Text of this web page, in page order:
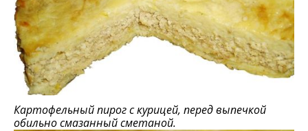
Картофельный пирог с курицей, перед выпечкой
обильно смазанный сметаной.